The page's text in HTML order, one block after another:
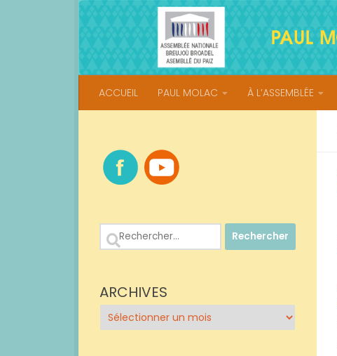
Skip to content
ACCUEIL PAUL MOLAC À L’ASSEMBLÉE
Rechercher :
ARCHIVES
Archives